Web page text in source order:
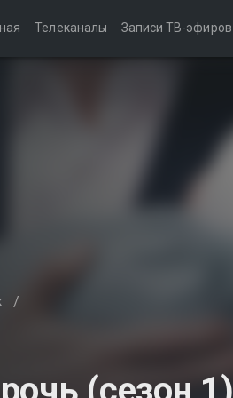
Телеканалы Записи ТВ-эфиров
/